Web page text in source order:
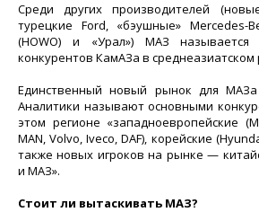
Среди других производителей
турецкие Ford, «бэушные» Mercedes-
(HOWO) и «Урал») МАЗ
конкурентов КамАЗа в среднеазиатском
Единственный новый рынок для
Аналитики называют основными
этом регионе «западноевропейские
MAN, Volvo, Iveco, DAF), корейские
также новых игроков на рынке —
и МАЗ».
Стоит ли вытаскивать МАЗ?